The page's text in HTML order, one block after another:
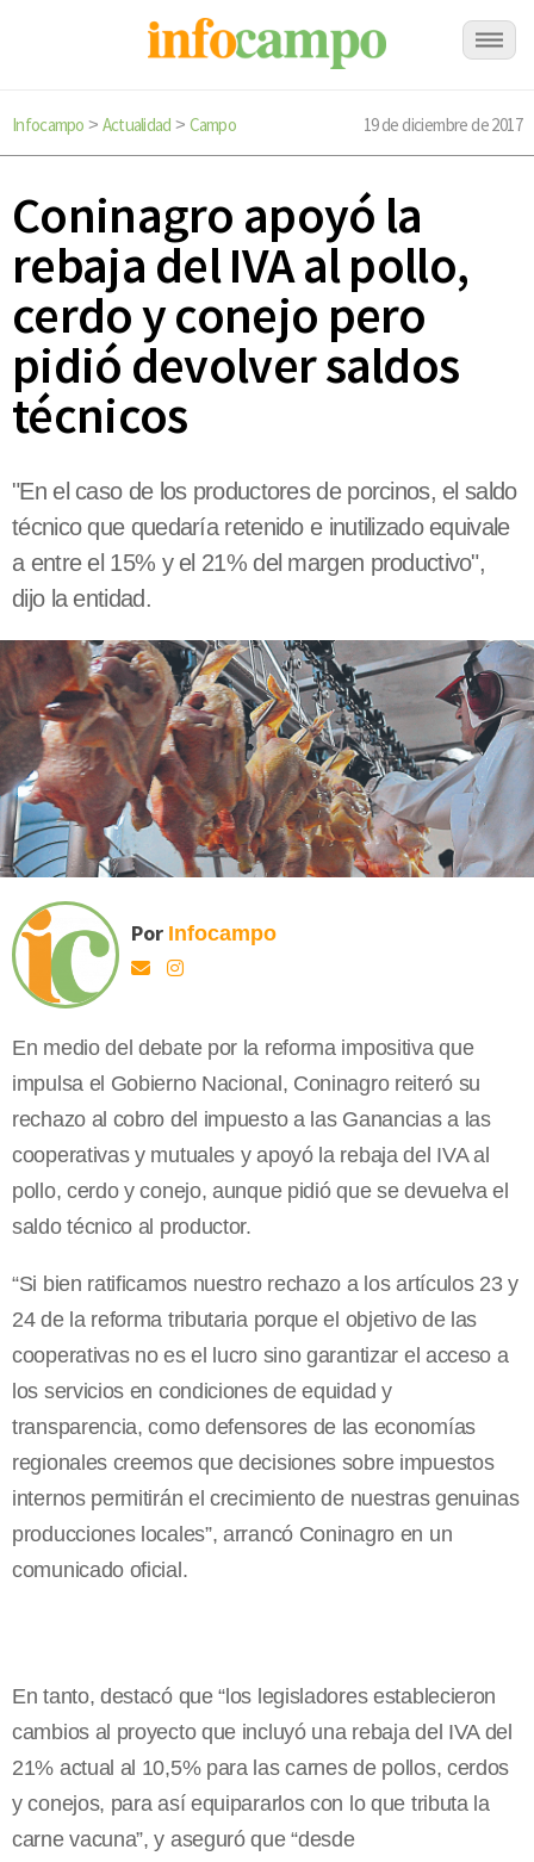
Infocampo > Actualidad > Campo 19 de diciembre de 2017
Coninagro apoyó la
rebaja del IVA al pollo,
cerdo y conejo pero
pidió devolver saldos
técnicos
"En el caso de los productores de porcinos, el saldo
técnico que quedaría retenido e inutilizado equivale
a entre el 15% y el 21% del margen productivo",
dijo la entidad.
Por Infocampo
En medio del debate por la reforma impositiva que
impulsa el Gobierno Nacional, Coninagro reiteró su
rechazo al cobro del impuesto a las Ganancias a las
cooperativas y mutuales y apoyó la rebaja del IVA al
pollo, cerdo y conejo, aunque pidió que se devuelva el
saldo técnico al productor.
“Si bien ratificamos nuestro rechazo a los artículos 23 y
24 de la reforma tributaria porque el objetivo de las
cooperativas no es el lucro sino garantizar el acceso a
los servicios en condiciones de equidad y
transparencia, como defensores de las economías
regionales creemos que decisiones sobre impuestos
internos permitirán el crecimiento de nuestras genuinas
producciones locales”, arrancó Coninagro en un
comunicado oficial.
En tanto, destacó que “los legisladores establecieron
cambios al proyecto que incluyó una rebaja del IVA del
21% actual al 10,5% para las carnes de pollos, cerdos
y conejos, para así equipararlos con lo que tributa la
carne vacuna”, y aseguró que “desde